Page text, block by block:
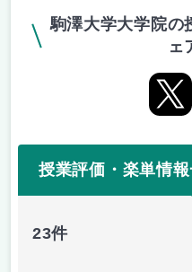
駒澤大学大学院の
ェ
授業評価・楽単情
23件